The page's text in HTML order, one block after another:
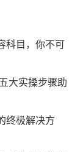
科目，你不可
大实操步骤助
终极解决方